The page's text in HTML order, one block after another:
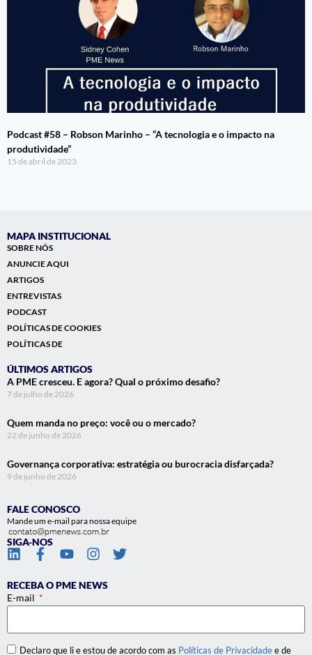
Podcast #58 – Robson Marinho – “A tecnologia e o impacto na
produtividade”
15 de abril de 2023
MAPA INSTITUCIONAL
SOBRE NÓS
ANUNCIE AQUI
ARTIGOS
ENTREVISTAS
PODCAST
POLÍTICAS DE COOKIES
POLÍTICAS DE
ÚLTIMOS ARTIGOS
A PME cresceu. E agora? Qual o próximo desafio?
7 de julho de 2026
Quem manda no preço: você ou o mercado?
22 de junho de 2026
Governança corporativa: estratégia ou burocracia disfarçada?
9 de junho de 2026
FALE CONOSCO
Mande um e-mail para nossa equipe
SIGA-NOS
RECEBA O PME NEWS
E-mail
Declaro que li e estou de acordo com as Políticas de Privacidadee de